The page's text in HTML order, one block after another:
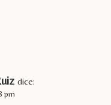
dice:
pm